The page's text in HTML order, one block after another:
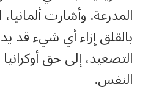
المدرعة. وأشارت
بالقلق إزاء أي شيء قد
التصعيد، إلى حق
النفس.